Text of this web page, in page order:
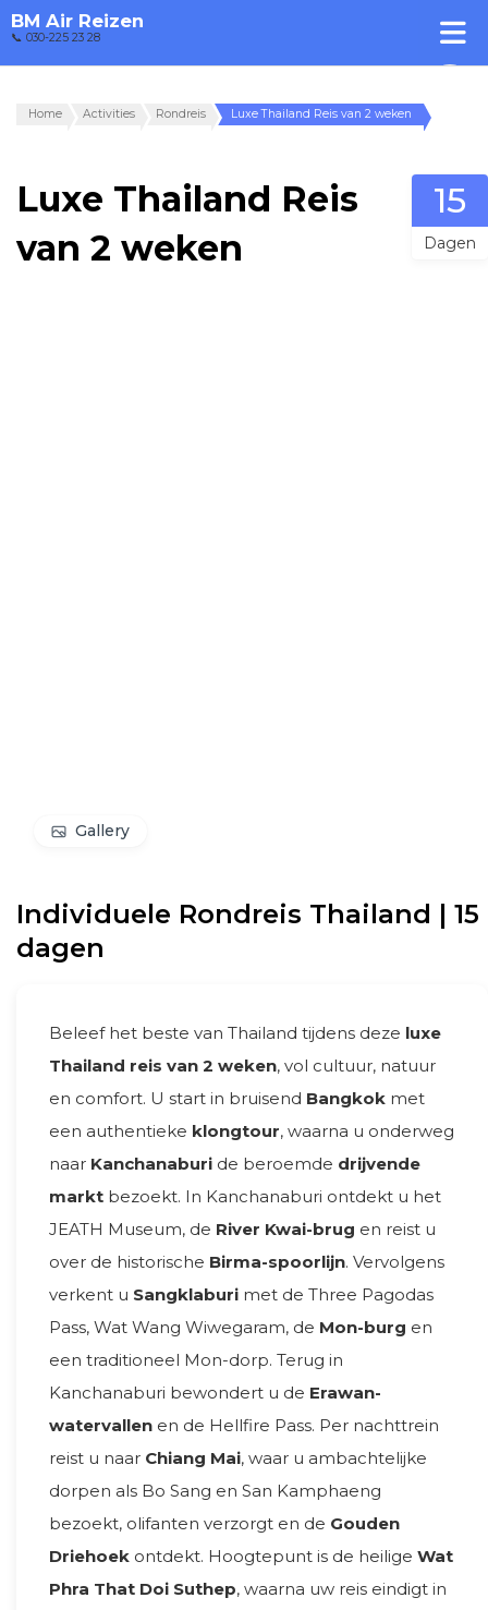
BM Air Reizen
📞 030-225 23 28
Home Activities Rondreis Luxe Thailand Reis van 2 weken
Luxe Thailand Reis
van 2 weken
15
Dagen
Gallery
Individuele Rondreis Thailand | 15
dagen
Beleef het beste van Thailand tijdens deze luxe
Thailand reis van 2 weken, vol cultuur, natuur
en comfort. U start in bruisend Bangkok met
een authentieke klongtour, waarna u onderweg
naar Kanchanaburi de beroemde drijvende
markt bezoekt. In Kanchanaburi ontdekt u het
JEATH Museum, de River Kwai-brug en reist u
over de historische Birma-spoorlijn. Vervolgens
verkent u Sangklaburi met de Three Pagodas
Pass, Wat Wang Wiwegaram, de Mon-burg en
een traditioneel Mon-dorp. Terug in
Kanchanaburi bewondert u de Erawan-
watervallen en de Hellfire Pass. Per nachttrein
reist u naar Chiang Mai, waar u ambachtelijke
dorpen als Bo Sang en San Kamphaeng
bezoekt, olifanten verzorgt en de Gouden
Driehoek ontdekt. Hoogtepunt is de heilige Wat
Phra That Doi Suthep, waarna uw reis eindigt in